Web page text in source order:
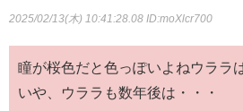
2025/02/13(木) 10:41:28.08 ID:moXlcr700
瞳が桜色だと色っぽいよねウララ
いや、ウララも数年後は・・・